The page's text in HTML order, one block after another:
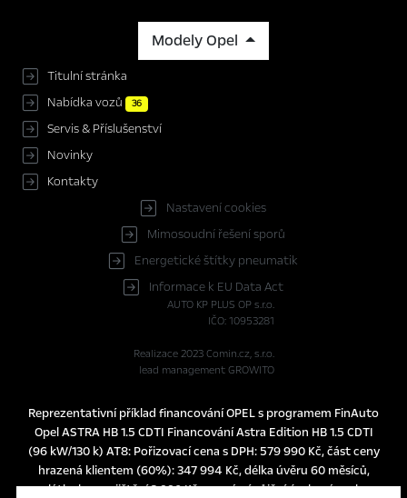
Modely Opel
Titulní stránka
Nabídka vozů
36
Servis & Příslušenství
Novinky
Kontakty
Nastavení cookies
Mimosoudní řešení sporů
Energetické štítky pneumatik
Informace k EU Data Act
AUTO KP PLUS OP s.r.o.
IČO: 10953281
Realizace 2023 Comin.cz, s.r.o.
lead management GROWITO
Reprezentativní příklad financování OPEL s programem FinAuto
Opel ASTRA HB 1.5 CDTI Financování Astra Edition HB 1.5 CDTI
(96 kW/130 k) AT8: Pořizovací cena s DPH: 579 990 Kč, část ceny
hrazená klientem (60%): 347 994 Kč, délka úvěru 60 měsíců,
splátka bez pojištění 3.990 Kč, pevná výpůjční úroková sazba: